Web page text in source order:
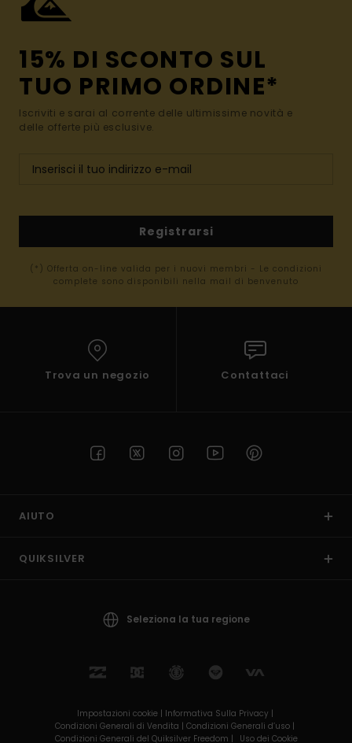
15% DI SCONTO SUL
TUO PRIMO ORDINE*
Iscriviti e sarai al corrente delle ultimissime novità e
delle offerte più esclusive.
Registrarsi
(*) Offerta on-line valida per i nuovi membri - Le condizioni
complete sono disponibili nella mail di benvenuto
Trova un negozio Contattaci
AIUTO
QUIKSILVER
Seleziona la tua regione
Impostazioni cookie | Informativa Sulla Privacy |
Condizioni Generali di Vendita | Condizioni Generali d’uso |
Condizioni Generali del Quiksilver Freedom |
Uso dei Cookie